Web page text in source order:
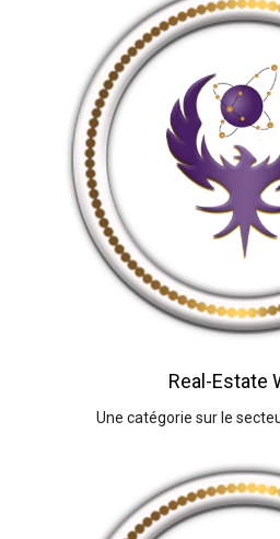
Real-Estate
Une catégorie sur le